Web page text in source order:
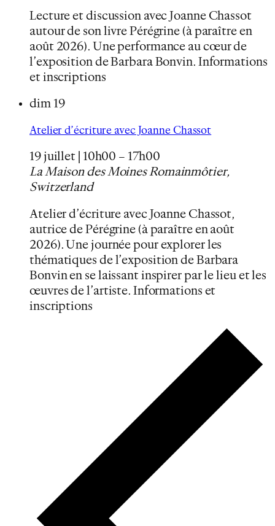
Lecture et discussion avec Joanne Chassot
autour de son livre Pérégrine (à paraître en
août 2026). Une performance au cœur de
l’exposition de Barbara Bonvin. Informations
et inscriptions
dim 19
Atelier d’écriture avec Joanne Chassot
19 juillet | 10h00 – 17h00
La Maison des MoinesRomainmôtier,
Switzerland
Atelier d’écriture avec Joanne Chassot,
autrice de Pérégrine (à paraître en août
2026). Une journée pour explorer les
thématiques de l’exposition de Barbara
Bonvin en se laissant inspirer par le lieu et les
œuvres de l’artiste. Informations et
inscriptions